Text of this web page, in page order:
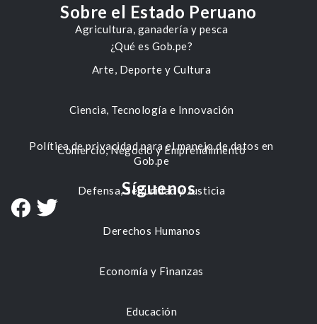
Agricultura, ganadería y pesca
Arte, Deporte y Cultura
Ciencia, Tecnología e Innovación
Comercio, Negocio y Emprendimiento
Defensa, Seguridad y Justicia
Derechos Humanos
Economía y Finanzas
Educación
Sobre el Estado Peruano
¿Qué es Gob.pe?
Política de privacidad para el manejo de datos en
Gob.pe
Síguenos